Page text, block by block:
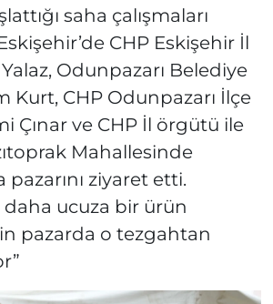
saha çalışmaları
CHP Eskişehir İl
Odunpazarı Belediye
Kurt, CHP Odunpazarı İlçe
Çınar ve CHP İl örgütü ile
Mahallesinde
ziyaret etti.
daha ucuza bir ürün
pazarda o tezgahtan